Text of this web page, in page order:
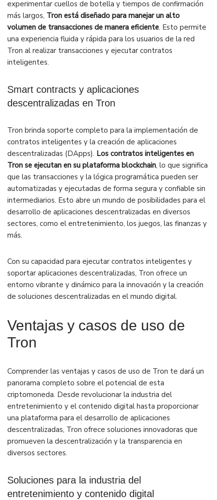
experimentar cuellos de botella y tiempos de confirmación
más largos, Tron está diseñado para manejar un alto
volumen de transacciones de manera eficiente. Esto permite
una experiencia fluida y rápida para los usuarios de la red
Tron al realizar transacciones y ejecutar contratos
inteligentes.
Smart contracts y aplicaciones
descentralizadas en Tron
Tron brinda soporte completo para la implementación de
contratos inteligentes y la creación de aplicaciones
descentralizadas (DApps). Los contratos inteligentes en
Tron se ejecutan en su plataforma blockchain, lo que significa
que las transacciones y la lógica programática pueden ser
automatizadas y ejecutadas de forma segura y confiable sin
intermediarios. Esto abre un mundo de posibilidades para el
desarrollo de aplicaciones descentralizadas en diversos
sectores, como el entretenimiento, los juegos, las finanzas y
más.
Con su capacidad para ejecutar contratos inteligentes y
soportar aplicaciones descentralizadas, Tron ofrece un
entorno vibrante y dinámico para la innovación y la creación
de soluciones descentralizadas en el mundo digital.
Ventajas y casos de uso de
Tron
Comprender las ventajas y casos de uso de Tron te dará un
panorama completo sobre el potencial de esta
criptomoneda. Desde revolucionar la industria del
entretenimiento y el contenido digital hasta proporcionar
una plataforma para el desarrollo de aplicaciones
descentralizadas, Tron ofrece soluciones innovadoras que
promueven la descentralización y la transparencia en
diversos sectores.
Soluciones para la industria del
entretenimiento y contenido digital